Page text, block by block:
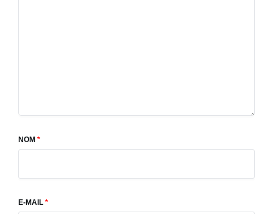
NOM *
E-MAIL *